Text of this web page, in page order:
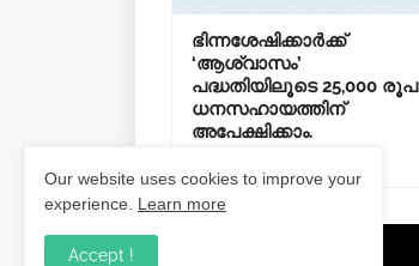
ഭിന്നശേഷിക്കാർക്ക്
‘ആശ്വാസം’
പദ്ധതിയിലൂടെ 25,000 രൂപ
ധനസഹായത്തിന്
അപേക്ഷിക്കാം.
Our website uses cookies to improve your
experience. Learn more
Accept !